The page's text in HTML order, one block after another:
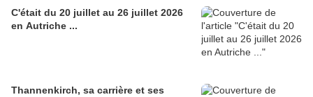
C'était du 20 juillet au 26 juillet 2026
en Autriche ...
Thannenkirch, sa carrière et ses